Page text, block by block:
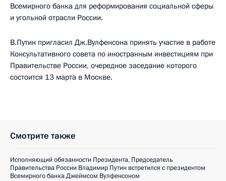
Всемирного банка для реформирования социальной сферы
и угольной отрасли России.
В.Путин пригласил Дж.Вулфенсона принять участие в работе
Консультативного совета по иностранным инвестициям при
Правительстве России, очередное заседание которого
состоится 13 марта в Москве.
Смотрите также
Исполняющий обязанности Президента, Председатель
Правительства России Владимир Путин встретился с президентом
Всемирного банка Джеймсом Вулфенсоном